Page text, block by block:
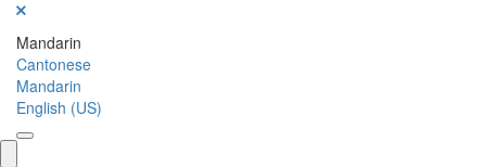
Mandarin
Cantonese
Mandarin
English (US)